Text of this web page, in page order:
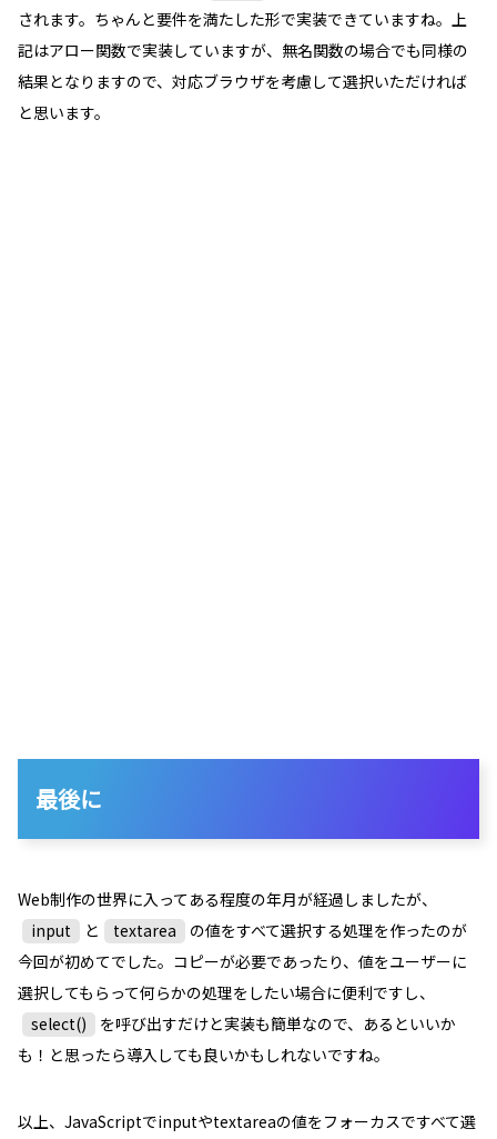
されます。ちゃんと要件を満たした形で実装できていますね。上
記はアロー関数で実装していますが、無名関数の場合でも同様の
結果となりますので、対応ブラウザを考慮して選択いただければ
と思います。
最後に
Web制作の世界に入ってある程度の年月が経過しましたが、
input
と textarea
の値をすべて選択する処理を作ったのが
今回が初めてでした。コピーが必要であったり、値をユーザーに
選択してもらって何らかの処理をしたい場合に便利ですし、
select()
を呼び出すだけと実装も簡単なので、あるといいか
も！と思ったら導入しても良いかもしれないですね。
以上、JavaScriptでinputやtextareaの値をフォーカスですべて選